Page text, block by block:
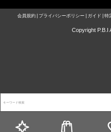
会員規約 プライバシーポリシー ガイド 特
Copyright P.B.I